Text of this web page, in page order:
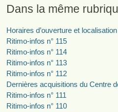
Dans la même
Horaires d’ouverture et localisation
Ritimo-infos n° 115
Ritimo-infos n° 114
Ritimo-infos n° 113
Ritimo-infos n° 112
Dernières acquisitions du Centre
Ritimo-infos n° 111
Ritimo-infos n° 110